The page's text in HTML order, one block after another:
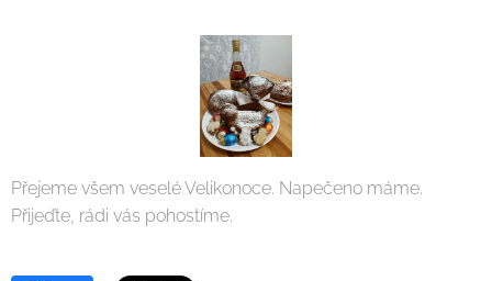
Přejeme všem veselé Velikonoce. Napečeno máme.
Přijeďte, rádi vás pohostíme.